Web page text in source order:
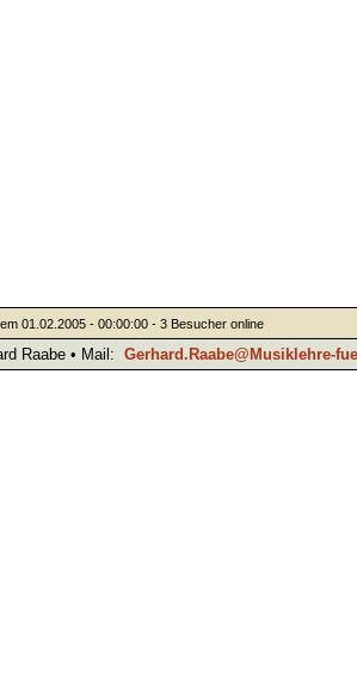
01.02.2005 - 00:00:00 - 3 Besucher online
Raabe • Mail:Gerhard.Raabe@Musiklehre-